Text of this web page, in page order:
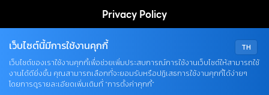
Privacy Policy
OUR SOCIALS
TH
เว็บไซต์นี้มีการใช้งานคุกกี้
เว็บไซต์ของเราใช้งานคุกกี้เพื่อช่วยเพิ่มประสบการณ์การใช้งานเว็บไซต์ให้สามารถใช้
งานได้ดียิ่งขึ้น คุณสามารถเลือกที่จะยอมรับหรือปฏิเสธการใช้งานคุกกี้ได้ง่ายๆ
โดยการดูรายละเอียดเพิ่มเติมที่ “การตั้งค่าคุกกี้”